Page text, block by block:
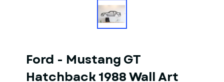
Ford - Mustang GT
Hatchback 1988 Wall Art